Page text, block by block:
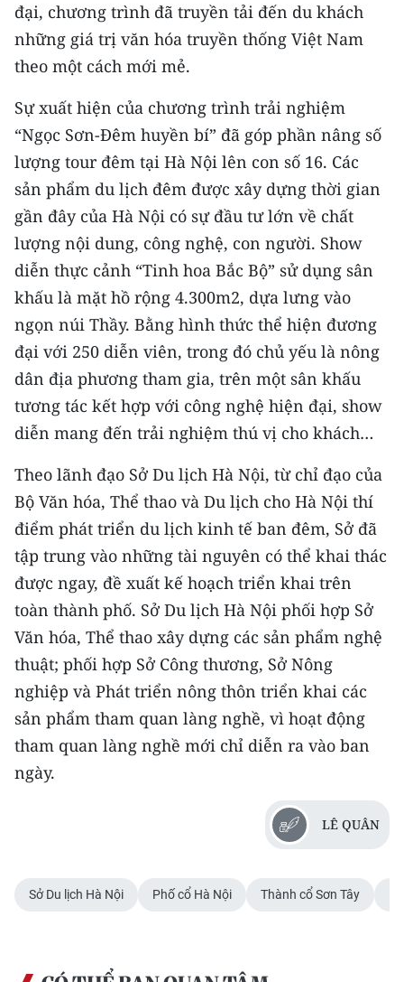
đại, chương trình đã truyền tải đến du khách
những giá trị văn hóa truyền thống Việt Nam
theo một cách mới mẻ.
Sự xuất hiện của chương trình trải nghiệm
“Ngọc Sơn-Đêm huyền bí” đã góp phần nâng số
lượng tour đêm tại Hà Nội lên con số 16. Các
sản phẩm du lịch đêm được xây dựng thời gian
gần đây của Hà Nội có sự đầu tư lớn về chất
lượng nội dung, công nghệ, con người. Show
diễn thực cảnh “Tinh hoa Bắc Bộ” sử dụng sân
khấu là mặt hồ rộng 4.300m2, dựa lưng vào
ngọn núi Thầy. Bằng hình thức thể hiện đương
đại với 250 diễn viên, trong đó chủ yếu là nông
dân địa phương tham gia, trên một sân khấu
tương tác kết hợp với công nghệ hiện đại, show
diễn mang đến trải nghiệm thú vị cho khách…
Theo lãnh đạo Sở Du lịch Hà Nội, từ chỉ đạo của
Bộ Văn hóa, Thể thao và Du lịch cho Hà Nội thí
điểm phát triển du lịch kinh tế ban đêm, Sở đã
tập trung vào những tài nguyên có thể khai thác
được ngay, đề xuất kế hoạch triển khai trên
toàn thành phố. Sở Du lịch Hà Nội phối hợp Sở
Văn hóa, Thể thao xây dựng các sản phẩm nghệ
thuật; phối hợp Sở Công thương, Sở Nông
nghiệp và Phát triển nông thôn triển khai các
sản phẩm tham quan làng nghề, vì hoạt động
tham quan làng nghề mới chỉ diễn ra vào ban
ngày.
LÊ QUÂN
Sở Du lịch Hà Nội Phố cổ Hà Nội Thành cổ Sơn Tây